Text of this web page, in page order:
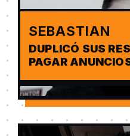
SEBASTIAN
DUPLICÓ SUS
PAGAR